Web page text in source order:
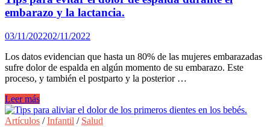
Relactación
o
inducida.
embarazo y la lactancia.
03/11/202202/11/2022
Los datos evidencian que hasta un 80% de las mujeres embarazadas
sufre dolor de espalda en algún momento de su embarazo. Este
proceso, y también el postparto y la posterior …
Tips
para
evitar
Leer más
Artículos /Infantil / Salud